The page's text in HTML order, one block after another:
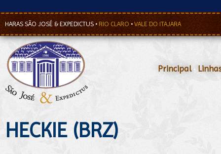
HARAS SÃO JOSÉ & EXPEDICTUS • RIO CLARO • VALE DO ITAJARA
Principal•
HECKIE (BRZ)